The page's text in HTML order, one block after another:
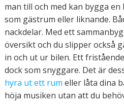
man till och med kan bygga
som gästrum eller liknande.
nackdelar. Med ett
översikt och du slipper också
in och ut ur bilen. Ett
dock som snyggare. Det är
hyra ut ett rum eller låta dina
höja musiken utan att du